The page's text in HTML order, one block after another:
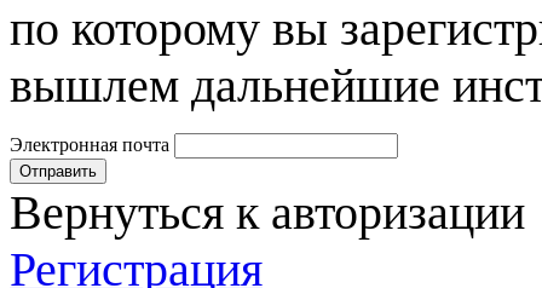
по которому вы
вышлем дальнейшие
Электронная почта
Вернуться к авторизации
Регистрация